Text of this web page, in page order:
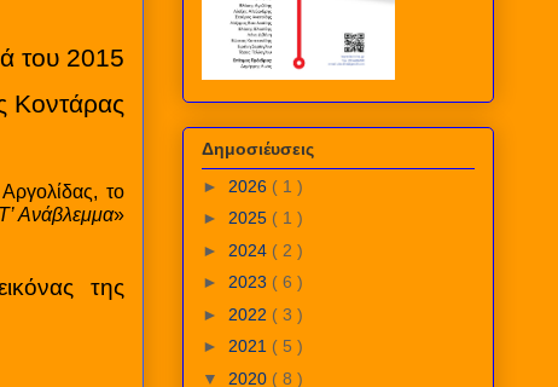
του 2015
Κοντάρας
το
Τ’ Ανάβλεμμα»
της
Δημοσιέυσεις
► 2026 ( 1 )
► 2025 ( 1 )
► 2024 ( 2 )
► 2023 ( 6 )
► 2022 ( 3 )
► 2021 ( 5 )
▼ 2020 ( 8 )